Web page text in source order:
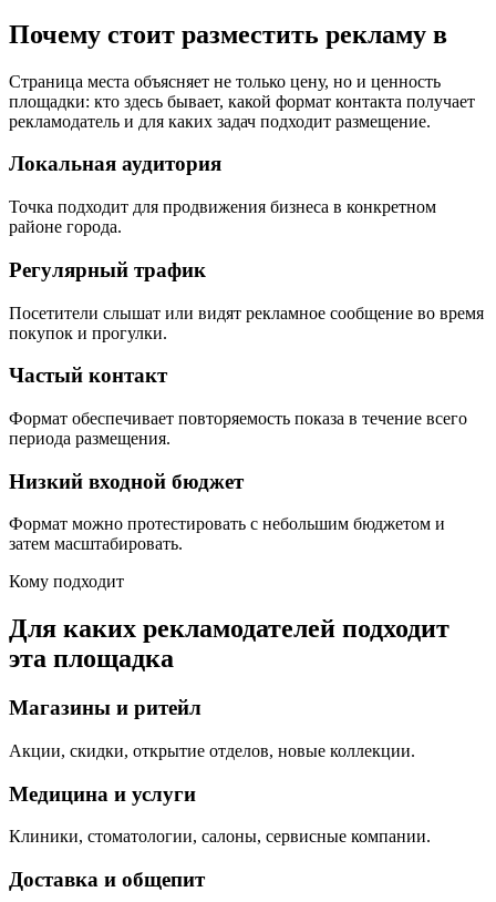
Почему стоит разместить рекламу в
Страница места объясняет не только цену, но и ценность
площадки: кто здесь бывает, какой формат контакта получает
рекламодатель и для каких задач подходит размещение.
Локальная аудитория
Точка подходит для продвижения бизнеса в конкретном
районе города.
Регулярный трафик
Посетители слышат или видят рекламное сообщение во время
покупок и прогулки.
Частый контакт
Формат обеспечивает повторяемость показа в течение всего
периода размещения.
Низкий входной бюджет
Формат можно протестировать с небольшим бюджетом и
затем масштабировать.
Кому подходит
Для каких рекламодателей подходит
эта площадка
Магазины и ритейл
Акции, скидки, открытие отделов, новые коллекции.
Медицина и услуги
Клиники, стоматологии, салоны, сервисные компании.
Доставка и общепит